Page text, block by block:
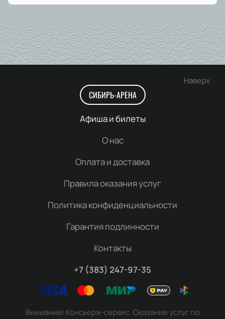
Наверх
СИБИРЬ-АРЕНА
Афиша и билеты
О нас
Оплата и доставка
Правила оказания услуг
Политика конфиденциальности
Гарантия подлинности
Контакты
+7 (383) 247-97-35
Внимание! Консьерж-сервис. Оказание услуг по